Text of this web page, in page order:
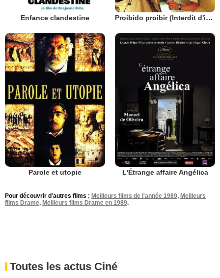
Enfance clandestine Proibido proibir (Interdit d'interdire)
Parole et utopie L'Étrange affaire Angélica
Pour découvrir d'autres films : Meilleurs films de l'année 1989, Meilleurs
films Drame, Meilleurs films Drame en 1989.
Toutes les actus Ciné